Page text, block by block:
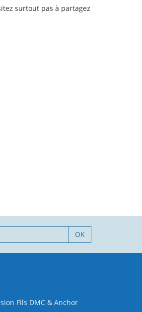
surtout pas à partagez
OK
Fils DMC & Anchor